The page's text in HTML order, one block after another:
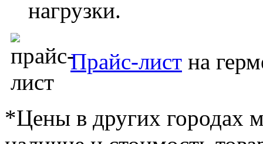
нагрузки.
Прайс-лист на
*Цены в других городах